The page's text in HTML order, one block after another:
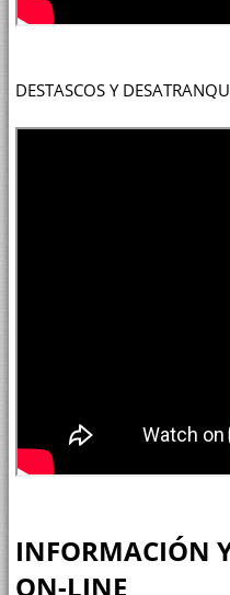
DESTASCOS Y
INFORMACIÓN
ON-LINE